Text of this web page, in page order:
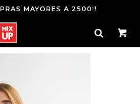
MAYORES A 2500!!